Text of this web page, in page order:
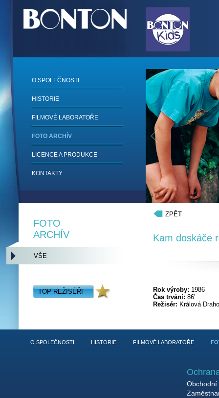
1/6
O SPOLEČNOSTI
HISTORIE
FILMOVÉ LABORATOŘE
FOTO ARCHÍV
LICENCE A PRODUKCE
KONTAKTY
ZPĚT
Kam doskáče
Rok výroby: 1986
Čas trvání: 86'
Režisér: Králová
FOTO
ARCHÍV
VŠE
TOP REŽISÉŘI
O SPOLEČNOSTI HISTORIE FILMOVÉ LABORATOŘE
Obchodní